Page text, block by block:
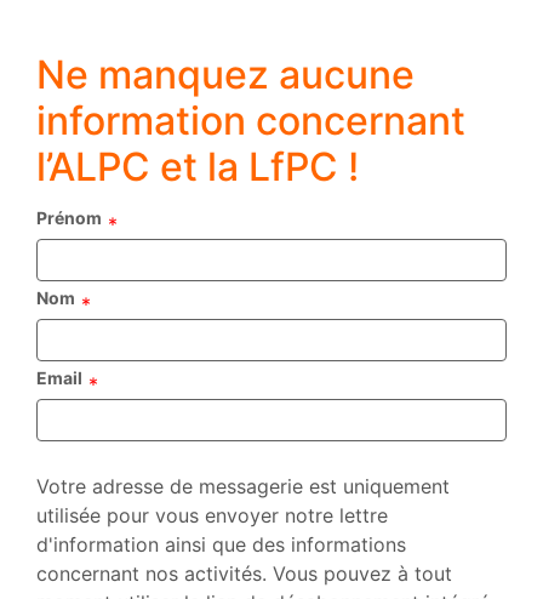
Ne manquez aucune
information concernant
l’ALPC et la LfPC !
Prénom *
Nom *
Email *
Votre adresse de messagerie est uniquement
utilisée pour vous envoyer notre lettre
d'information ainsi que des informations
concernant nos activités. Vous pouvez à tout